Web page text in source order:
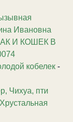
Ивановна
И КОШЕК В
кобелек -
Чихуа, пти
Хрустальная